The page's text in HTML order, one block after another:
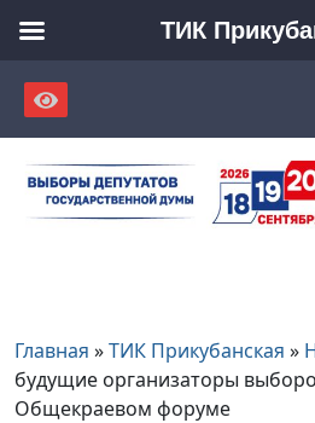
content
Главная »ТИК Прикубанская »
будущие организаторы
Общекраевом форуме
ТИК